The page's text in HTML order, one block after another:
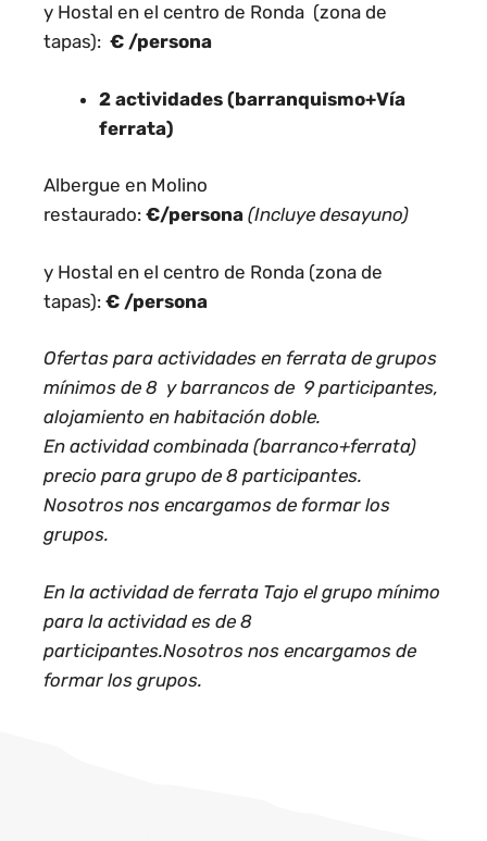
y Hostal en el centro de Ronda (zona de
tapas): € /persona
2 actividades (barranquismo+Vía
ferrata)
Albergue en Molino
restaurado: €/persona (Incluye desayuno)
y Hostal en el centro de Ronda (zona de
tapas): € /persona
Ofertas para actividades en ferrata de grupos
mínimos de 8 y barrancos de 9 participantes,
alojamiento en habitación doble.
En actividad combinada (barranco+ferrata)
precio para grupo de 8 participantes.
Nosotros nos encargamos de formar los
grupos.
En la actividad de ferrata Tajo el grupo mínimo
para la actividad es de 8
participantes.Nosotros nos encargamos de
formar los grupos.